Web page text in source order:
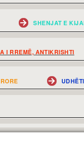
SHENJAT E
I RREMË, ANTIKRISHTI